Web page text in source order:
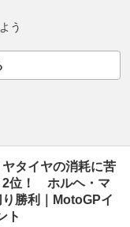
う
タイヤの消耗に苦
2位！ ホルヘ・マ
勝利｜MotoGPイ
ト